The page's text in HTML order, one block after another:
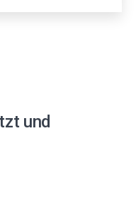
und